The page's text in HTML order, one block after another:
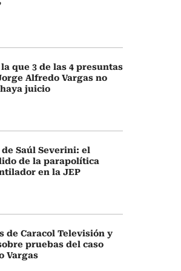
que 3 de las 4 presuntas
Alfredo Vargas no
juicio
Saúl Severini: el
de la parapolítica
en la JEP
de Caracol Televisión y
pruebas del caso
Vargas